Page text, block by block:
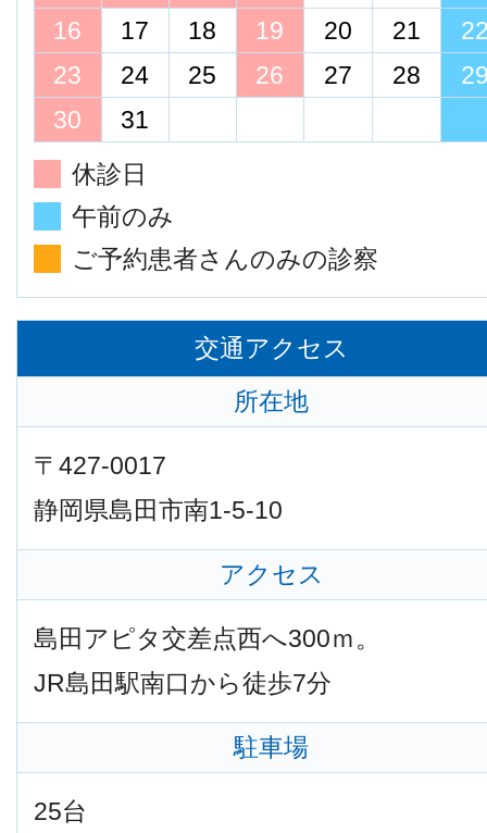
16
17 18 19 20 21
23
24 25 26 27 28
30
31
休診日
午前のみ
ご予約患者さんのみの診察
交通アクセス
所在地
〒427-0017
静岡県島田市南1-5-10
アクセス
島田アピタ交差点西へ300ｍ。
JR島田駅南口から徒歩7分
駐車場
25台